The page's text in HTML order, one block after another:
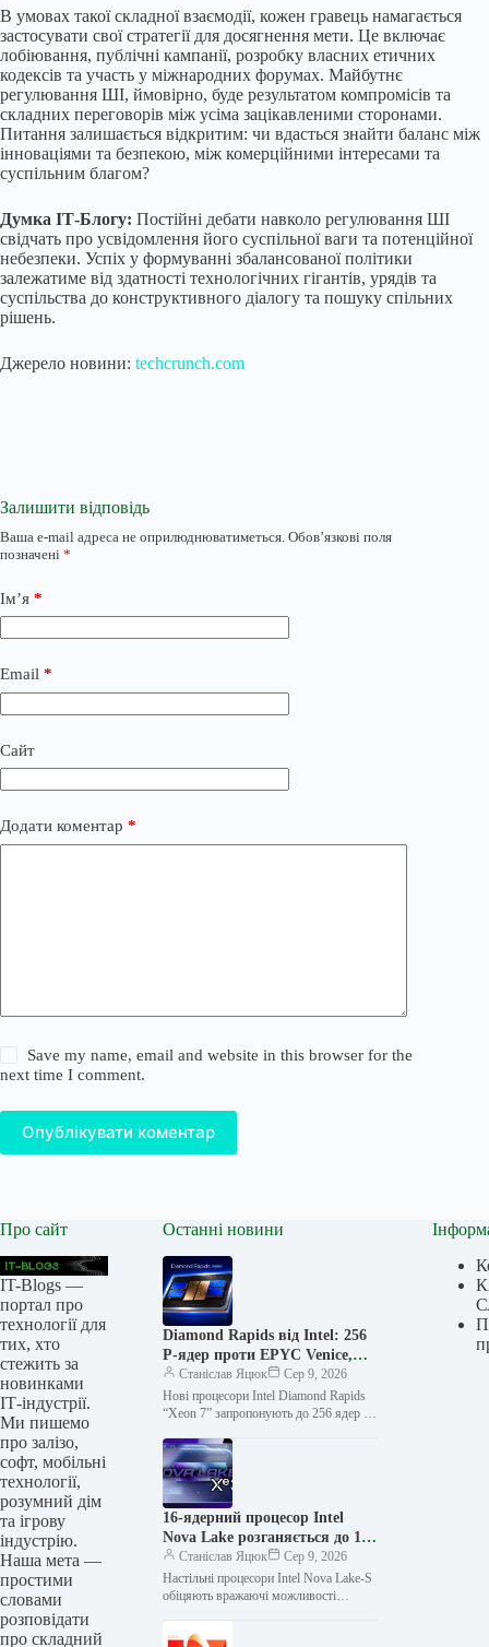
В умовах такої складної взаємодії, кожен гравець намагається
застосувати свої стратегії для досягнення мети. Це включає
лобіювання, публічні кампанії, розробку власних етичних
кодексів та участь у міжнародних форумах. Майбутнє
регулювання ШІ, ймовірно, буде результатом компромісів та
складних переговорів між усіма зацікавленими сторонами.
Питання залишається відкритим: чи вдасться знайти баланс між
інноваціями та безпекою, між комерційними інтересами та
суспільним благом?
Думка ІТ-Блогу: Постійні дебати навколо регулювання ШІ
свідчать про усвідомлення його суспільної ваги та потенційної
небезпеки. Успіх у формуванні збалансованої політики
залежатиме від здатності технологічних гігантів, урядів та
суспільства до конструктивного діалогу та пошуку спільних
рішень.
Джерело новини: techcrunch.com
Залишити відповідь
Ваша e-mail адреса не оприлюднюватиметься. Обов’язкові поля
позначені *
Ім’я *
Email *
Сайт
Додати коментар *
Save my name, email and website in this browser for the
next time I comment.
Опублікувати коментар
Про сайт
IT-Blogs —
портал про
технології для
тих, хто
стежить за
новинками
ІТ-індустрії.
Ми пишемо
про залізо,
софт, мобільні
технології,
розумний дім
та ігрову
індустрію.
Наша мета —
простими
словами
розповідати
про складний
Останні новини
Diamond Rapids від Intel: 256
P-ядер проти EPYC Venice,
але пізніше
Станіслав Яцюк
Сер 9, 2026
Нові процесори Intel Diamond Rapids
“Xeon 7” запропонують до 256 ядер на
що стане прямою конкуренцією…
16-ядерний процесор Intel
Nova Lake розганяється до 154
Вт PL2, а його вбудована
графіка 12 Xe3P “з’їдає” 40 Вт
Станіслав Яцюк
Сер 9, 2026
Настільні процесори Intel Nova Lake-S
обіцяють вражаючі можливості
Вт виключно для графічного